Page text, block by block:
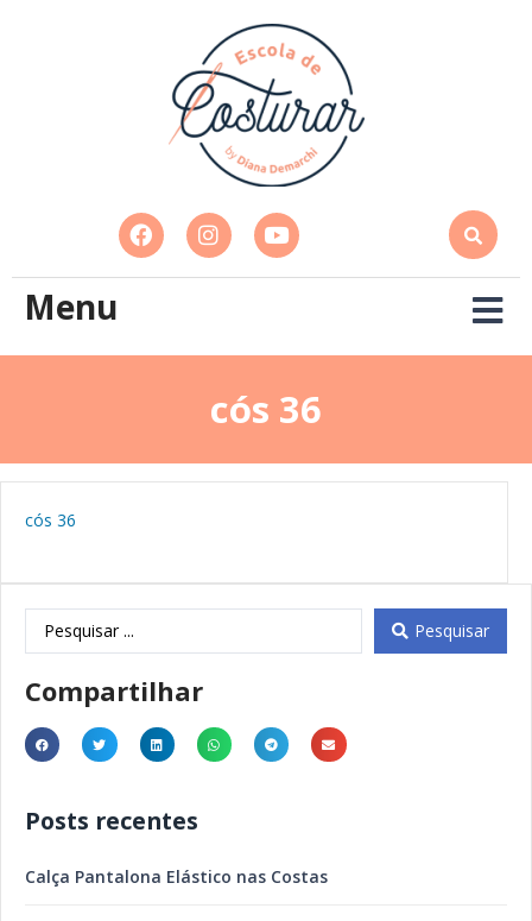
Menu
cós 36
cós 36
Pesquisar
Compartilhar
Posts recentes
Calça Pantalona Elástico nas Costas